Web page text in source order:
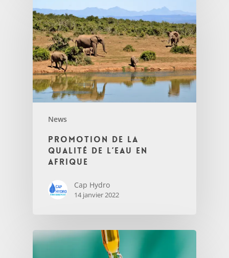
News
Promotion de la
qualité de l’eau en
Afrique
Cap Hydro
14 janvier 2022